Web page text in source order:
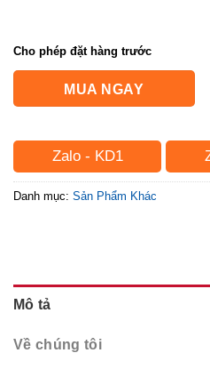
Cho phép đặt hàng trước
MUA NGAY
Zalo - KD1
Danh mục: Sản Phẩm Khác
Mô tả
Về chúng tôi